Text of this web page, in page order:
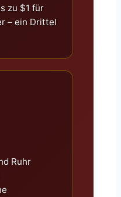
zu $1 für
– ein Drittel
Ruhr